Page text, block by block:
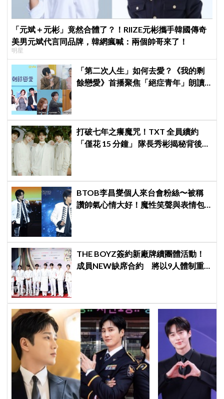
「元斌＋元彬」竟然合體了？！RIIZE元彬攜手韓國傳奇
美男元斌代言同品牌，韓網瘋喊：兩個帥哥來了！
明星
「第二次人生」如何去愛？《我的剩
餘戀愛》首播聚焦「絕症青年」朗讀
打破七年之癢魔咒！TXT 全員續約
「僅花 15 分鐘」 隊長秀彬揭秘背後原
BTOB李昌燮個人來台會粉絲〜被稱
讚帥氣心情大好！魔性笑聲與表情包
THE BOYZ簽約新廠牌續團體活動！
成員NEW缺席合約 將以9人體制重